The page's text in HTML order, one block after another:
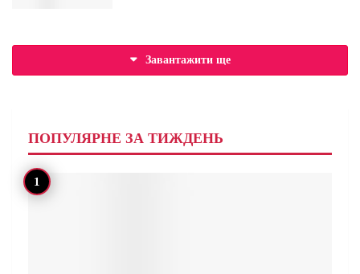
Завантажити ще
ПОПУЛЯРНЕ ЗА ТИЖДЕНЬ